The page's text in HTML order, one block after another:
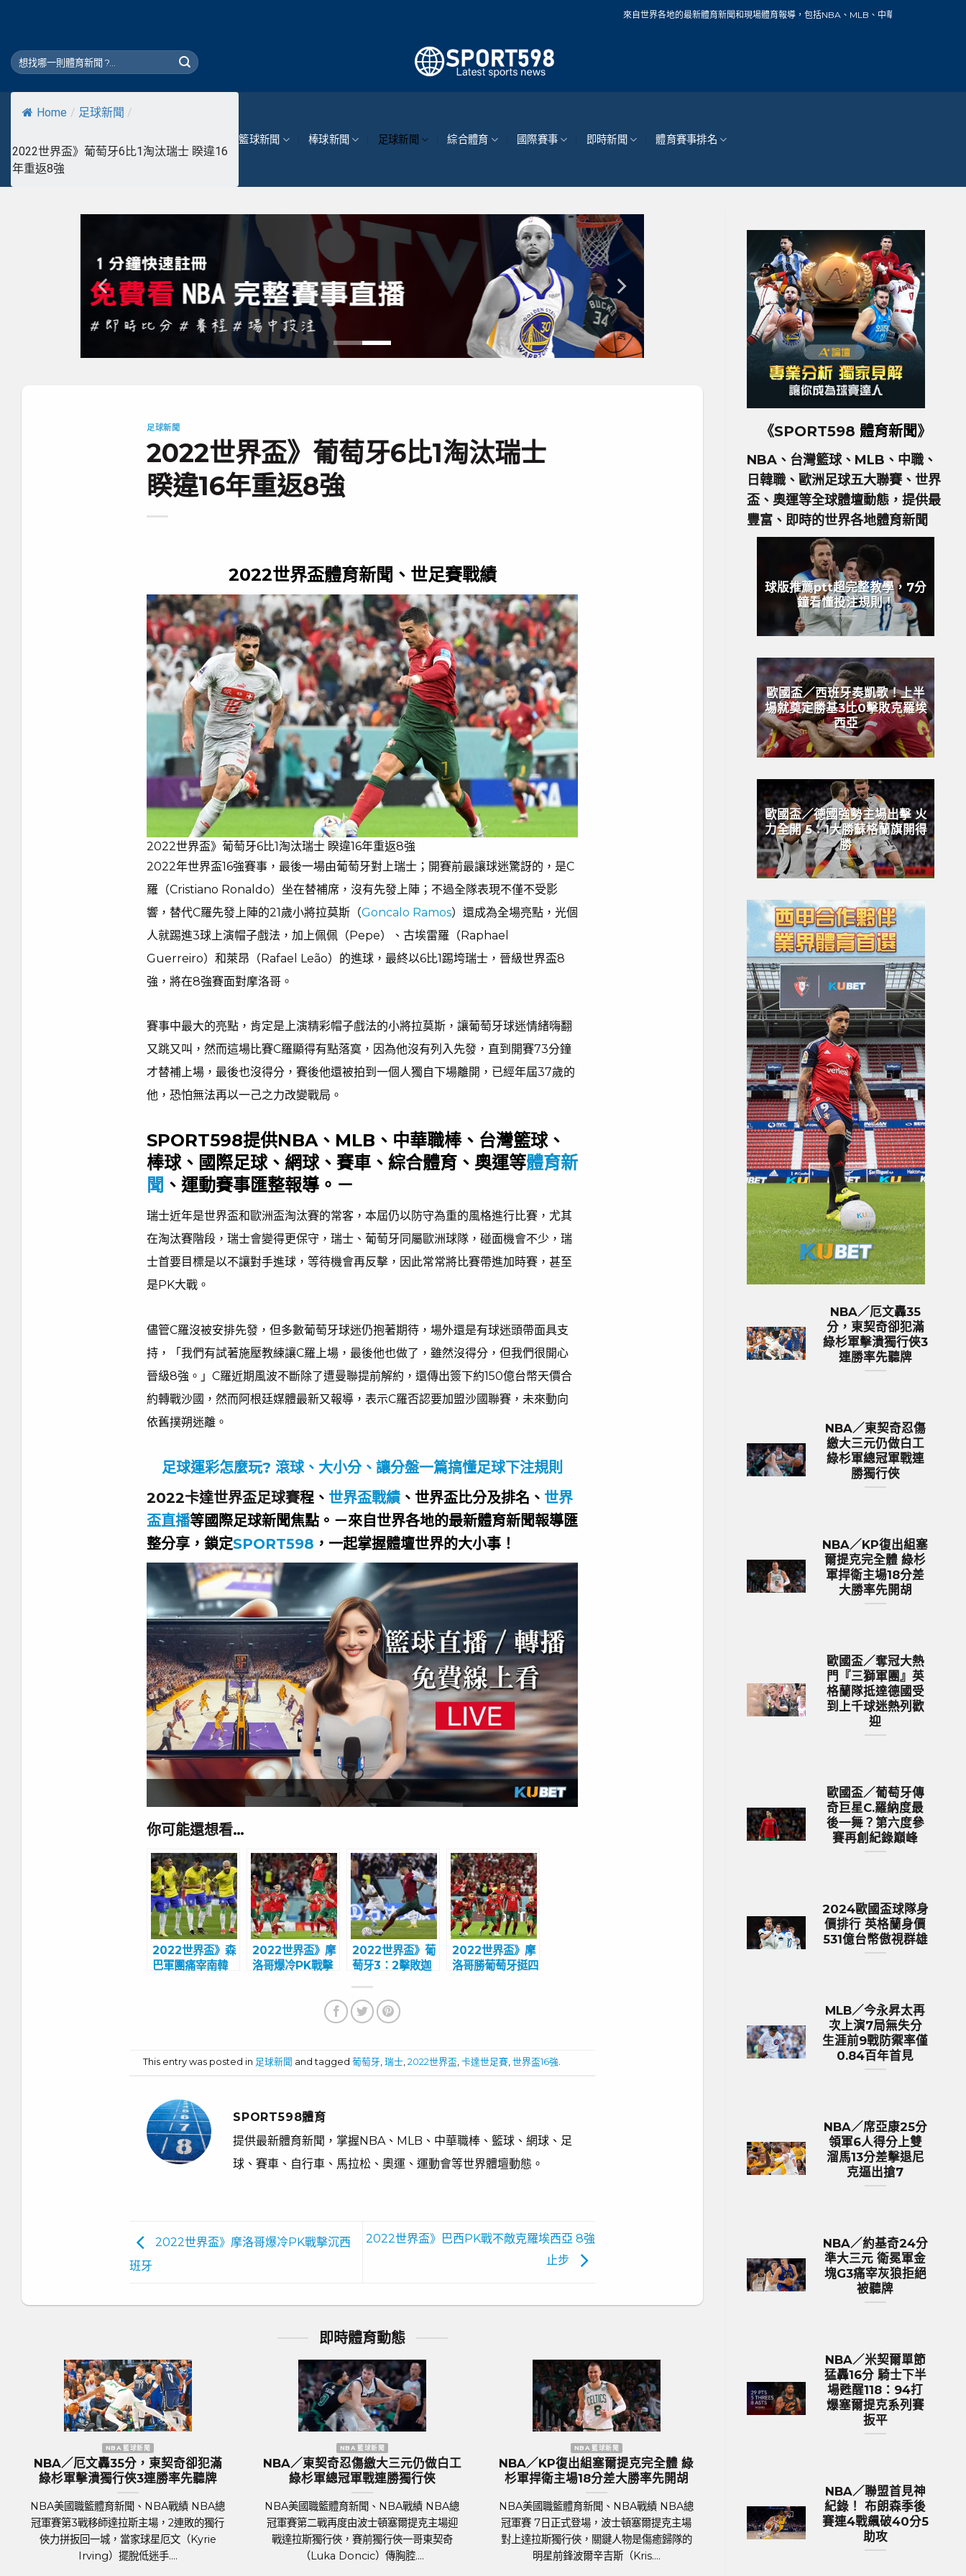
來自世界各地的最新體育新聞和現場體育報導，包括NBA、MLB、中華職棒、籃球、網球、足球、賽車
Home / 足球新聞 /
2022世界盃》葡萄牙6比1淘汰瑞士 睽違16
年重返8強
籃球新聞 棒球新聞 足球新聞 綜合體育 國際賽事 即時新聞 體育賽事排名
足球新聞
2022世界盃》葡萄牙6比1淘汰瑞士
睽違16年重返8強
2022世界盃體育新聞、世足賽戰績
2022世界盃》葡萄牙6比1淘汰瑞士 睽違16年重返8強
2022年世界盃16強賽事，最後一場由葡萄牙對上瑞士；開賽前最讓球迷驚訝的，是C
羅（Cristiano Ronaldo）坐在替補席，沒有先發上陣；不過全隊表現不僅不受影
響，替代C羅先發上陣的21歲小將拉莫斯（Goncalo Ramos）還成為全場亮點，光個
人就踢進3球上演帽子戲法，加上佩佩（Pepe）、古埃雷羅（Raphael
Guerreiro）和萊昂（Rafael Leão）的進球，最終以6比1踢垮瑞士，晉級世界盃8
強，將在8強賽面對摩洛哥。
賽事中最大的亮點，肯定是上演精彩帽子戲法的小將拉莫斯，讓葡萄牙球迷情緒嗨翻
又跳又叫，然而這場比賽C羅顯得有點落寞，因為他沒有列入先發，直到開賽73分鐘
才替補上場，最後也沒得分，賽後他還被拍到一個人獨自下場離開，已經年屆37歲的
他，恐怕無法再以一己之力改變戰局。
SPORT598提供NBA、MLB、中華職棒、台灣籃球、
棒球、國際足球、網球、賽車、綜合體育、奧運等體育新
聞 、運動賽事匯整報導。－
瑞士近年是世界盃和歐洲盃淘汰賽的常客，本屆仍以防守為重的風格進行比賽，尤其
在淘汰賽階段，瑞士會變得更保守，瑞士、葡萄牙同屬歐洲球隊，碰面機會不少，瑞
士首要目標是以不讓對手進球，等待機會再反擊，因此常常將比賽帶進加時賽，甚至
是PK大戰。
儘管C羅沒被安排先發，但多數葡萄牙球迷仍抱著期待，場外還是有球迷頭帶面具支
持，「我們有試著施壓教練讓C羅上場，最後他也做了，雖然沒得分，但我們很開心
晉級8強。」C羅近期風波不斷除了遭曼聯提前解約，還傳出簽下約150億台幣天價合
約轉戰沙國，然而阿根廷媒體最新又報導，表示C羅否認要加盟沙國聯賽，未來動向
依舊撲朔迷離。
足球運彩怎麼玩? 滾球、大小分、讓分盤一篇搞懂足球下注規則
2022卡達世界盃足球賽程、 世界盃戰績 、世界盃比分及排名、 世界
盃直播等國際足球新聞焦點。－來自世界各地的最新體育新聞報導匯
整分享，鎖定SPORT598 ，一起掌握體壇世界的大小事！
你可能還想看…
2022世界盃》森
巴軍團痛宰南韓
2022世界盃》摩
洛哥爆冷PK戰擊
2022世界盃》葡
萄牙3：2擊敗迦
2022世界盃》摩
洛哥勝葡萄牙挺四
This entry was posted in 足球新聞 and tagged葡萄牙,瑞士,2022世界盃,卡達世足賽,世界盃16強.
SPORT598體育
提供最新體育新聞，掌握NBA、MLB、中華職棒、籃球、網球、足
球、賽車、自行車、馬拉松、奧運、運動會等世界體壇動態。
2022世界盃》摩洛哥爆冷PK戰擊沉西
班牙
2022世界盃》巴西PK戰不敵克羅埃西亞 8強
止步
即時體育動態
繳大三元仍做白工
戰連勝獨行俠
聞、NBA戰績 NBA總
波士頓塞爾提克主場迎
賽前獨行俠一哥東契奇
NBA／KP復出組塞爾提克完全體 綠
杉軍捍衛主場18分差大勝率先開胡
NBA美國職籃體育新聞、NBA戰績 NBA總
冠軍賽 7日正式登場，波士頓塞爾提克主場
對上達拉斯獨行俠，關鍵人物是傷癒歸隊的
明星前鋒波爾辛吉斯（Kris....
歐國盃／奪冠大熱門『三獅軍團』英
格蘭隊抵達德國受到上千球迷熱列歡
足球聯賽體育新聞、足球戰績 萬眾矚目的
2024年歐洲國家盃（UEFA Euro 2024）
將於6月14日於德國正式開踢。各國好手摩拳
歐國盃／葡萄牙傳奇巨星C.羅納度最
後一舞？第六度參賽再創紀錄巔峰
足球聯賽體育新聞、足球戰績 2024年歐洲
國家盃即將於6月14日晚上在德國揭幕，39
歲的葡萄牙球星C.羅納度（Cristiano
足球聯賽體育新聞、足
行的歐洲國家盃中，英
（約531億新台幣）的
《SPORT598 體育新聞》
NBA、台灣籃球、MLB、中職、
日韓職、歐洲足球五大聯賽、世界
盃、奧運等全球體壇動態，提供最
豐富、即時的世界各地體育新聞
球版推薦ptt超完整教學，7分
鐘看懂投注規則！
歐國盃／西班牙奏凱歌！上半
場就奠定勝基3比0擊敗克羅埃
西亞
歐國盃／德國強勢主場出擊 火
力全開 5：1大勝蘇格蘭旗開得
勝
NBA／厄文轟35
分，東契奇卻犯滿
綠杉軍擊潰獨行俠3
連勝率先聽牌
NBA／東契奇忍傷
繳大三元仍做白工
綠杉軍總冠軍戰連
勝獨行俠
NBA／KP復出組塞
爾提克完全體 綠杉
軍捍衛主場18分差
大勝率先開胡
歐國盃／奪冠大熱
門『三獅軍團』英
格蘭隊抵達德國受
到上千球迷熱列歡
迎
歐國盃／葡萄牙傳
奇巨星C.羅納度最
後一舞？第六度參
賽再創紀錄巔峰
2024歐國盃球隊身
價排行 英格蘭身價
531億台幣傲視群雄
MLB／今永昇太再
次上演7局無失分
生涯前9戰防禦率僅
0.84百年首見
NBA／席亞康25分
領軍6人得分上雙
溜馬13分差擊退尼
克逼出搶7
NBA／約基奇24分
準大三元 衛冕軍金
塊G3痛宰灰狼拒絕
被聽牌
NBA／米契爾單節
猛轟16分 騎士下半
場甦醒118：94打
爆塞爾提克系列賽
扳平
NBA／聯盟首見神
紀錄！ 布朗森季後
賽連4戰飆破40分5
助攻